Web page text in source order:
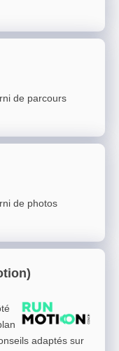
de parcours
de photos
adaptés sur